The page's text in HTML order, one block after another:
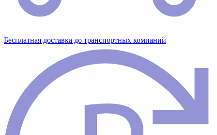
Бесплатная доставка до транспортных компаний